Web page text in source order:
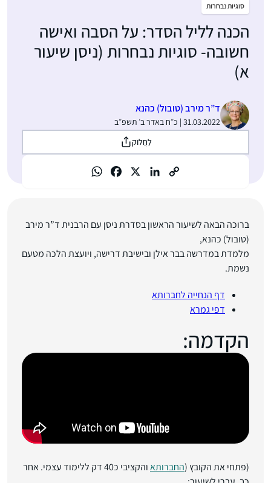
סוגיות נבחרות
הכנה לליל הסדר: על הסבה ואישה
חשובה- סוגיות נבחרות (ניסן שיעור
א)
ד”ר מירב (טובול) כהנא
31.03.2022 | כ״ח באדר ב׳ תשפ״ב
לַחֲלוֹק
ברוכה הבאה לשיעור הראשון בסדרת ניסן עם הרבנית ד”ר מירב
(טובול) כהנא,
מלמדת במדרשה בבר אילן ובישיבת דרישה, ויועצת הלכה מטעם
נשמת.
דף הנחייה לחברותא
דפי גמרא
הקדמה:
(פתחי את הקובץ (החברותא
והקציבי כ40 דק ללימוד עצמי. אחר